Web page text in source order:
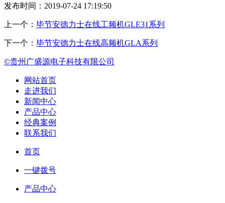
发布时间：2019-07-24 17:19:50
上一个： 毕节安德力士在线工频机GLE31系列
下一个： 毕节安德力士在线高频机GLA系列
©贵州广盛源电子科技有限公司
网站首页
走进我们
新闻中心
产品中心
经典案例
联系我们
首页
一键拨号
产品中心